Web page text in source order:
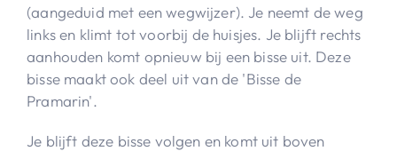
(aangeduid met een wegwijzer). Je neemt de weg
links en klimt tot voorbij de huisjes. Je blijft rechts
aanhouden komt opnieuw bij een bisse uit. Deze
bisse maakt ook deel uit van de 'Bisse de
Pramarin'.
Je blijft deze bisse volgen en komt uit boven